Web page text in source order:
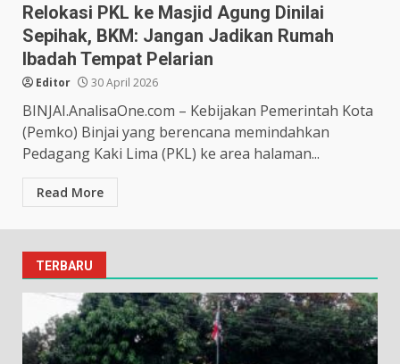
Relokasi PKL ke Masjid Agung Dinilai
Sepihak, BKM: Jangan Jadikan Rumah
Ibadah Tempat Pelarian
Editor 30 April 2026
BINJAI.AnalisaOne.com – Kebijakan Pemerintah Kota
(Pemko) Binjai yang berencana memindahkan
Pedagang Kaki Lima (PKL) ke area halaman...
Read More
TERBARU